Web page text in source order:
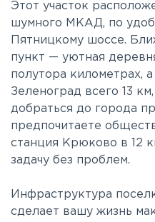
Этот участок
шумного МКАД, по
Пятницкому шоссе.
пункт — уютная
полутора километрах,
Зеленоград всего 13
добраться до города
предпочитаете
станция Крюково в 12
задачу без проблем.
Инфраструктура
сделает вашу жизнь